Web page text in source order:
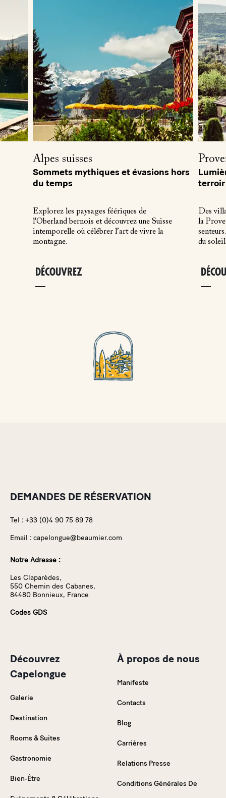
Alpes suisses
Sommets mythiques et évasions hors
du temps
Explorez les paysages féériques de
l'Oberland bernois et découvrez une Suisse
intemporelle où célébrer l’art de vivre la
montagne.
DÉCOUVREZ
terroir
Des
la
du soleil
DEMANDES DE RÉSERVATION
Tel : +33 (0)4 90 75 89 78
Email : capelongue@beaumier.com
Notre Adresse :
Les Claparèdes,
550 Chemin des Cabanes,
84480 Bonnieux, France
Codes GDS
Découvrez
Capelongue
Galerie
Destination
Rooms & Suites
Gastronomie
Bien-Être
À propos de nous
Manifeste
Contacts
Blog
Carrières
Relations Presse
Conditions Générales De